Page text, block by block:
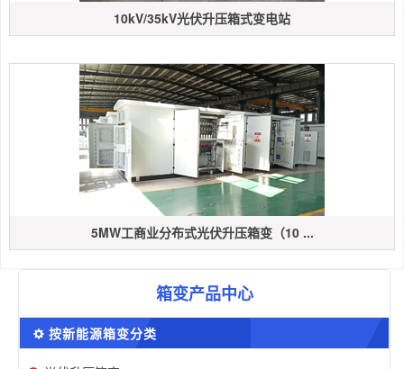
10kV/35kV光伏升压箱式变电站
5MW工商业分布式光伏升压箱变（10 ...
箱变产品中心
按新能源箱变分类